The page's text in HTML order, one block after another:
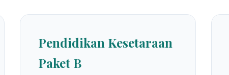
Pendidikan Kesetaraan
Paket B